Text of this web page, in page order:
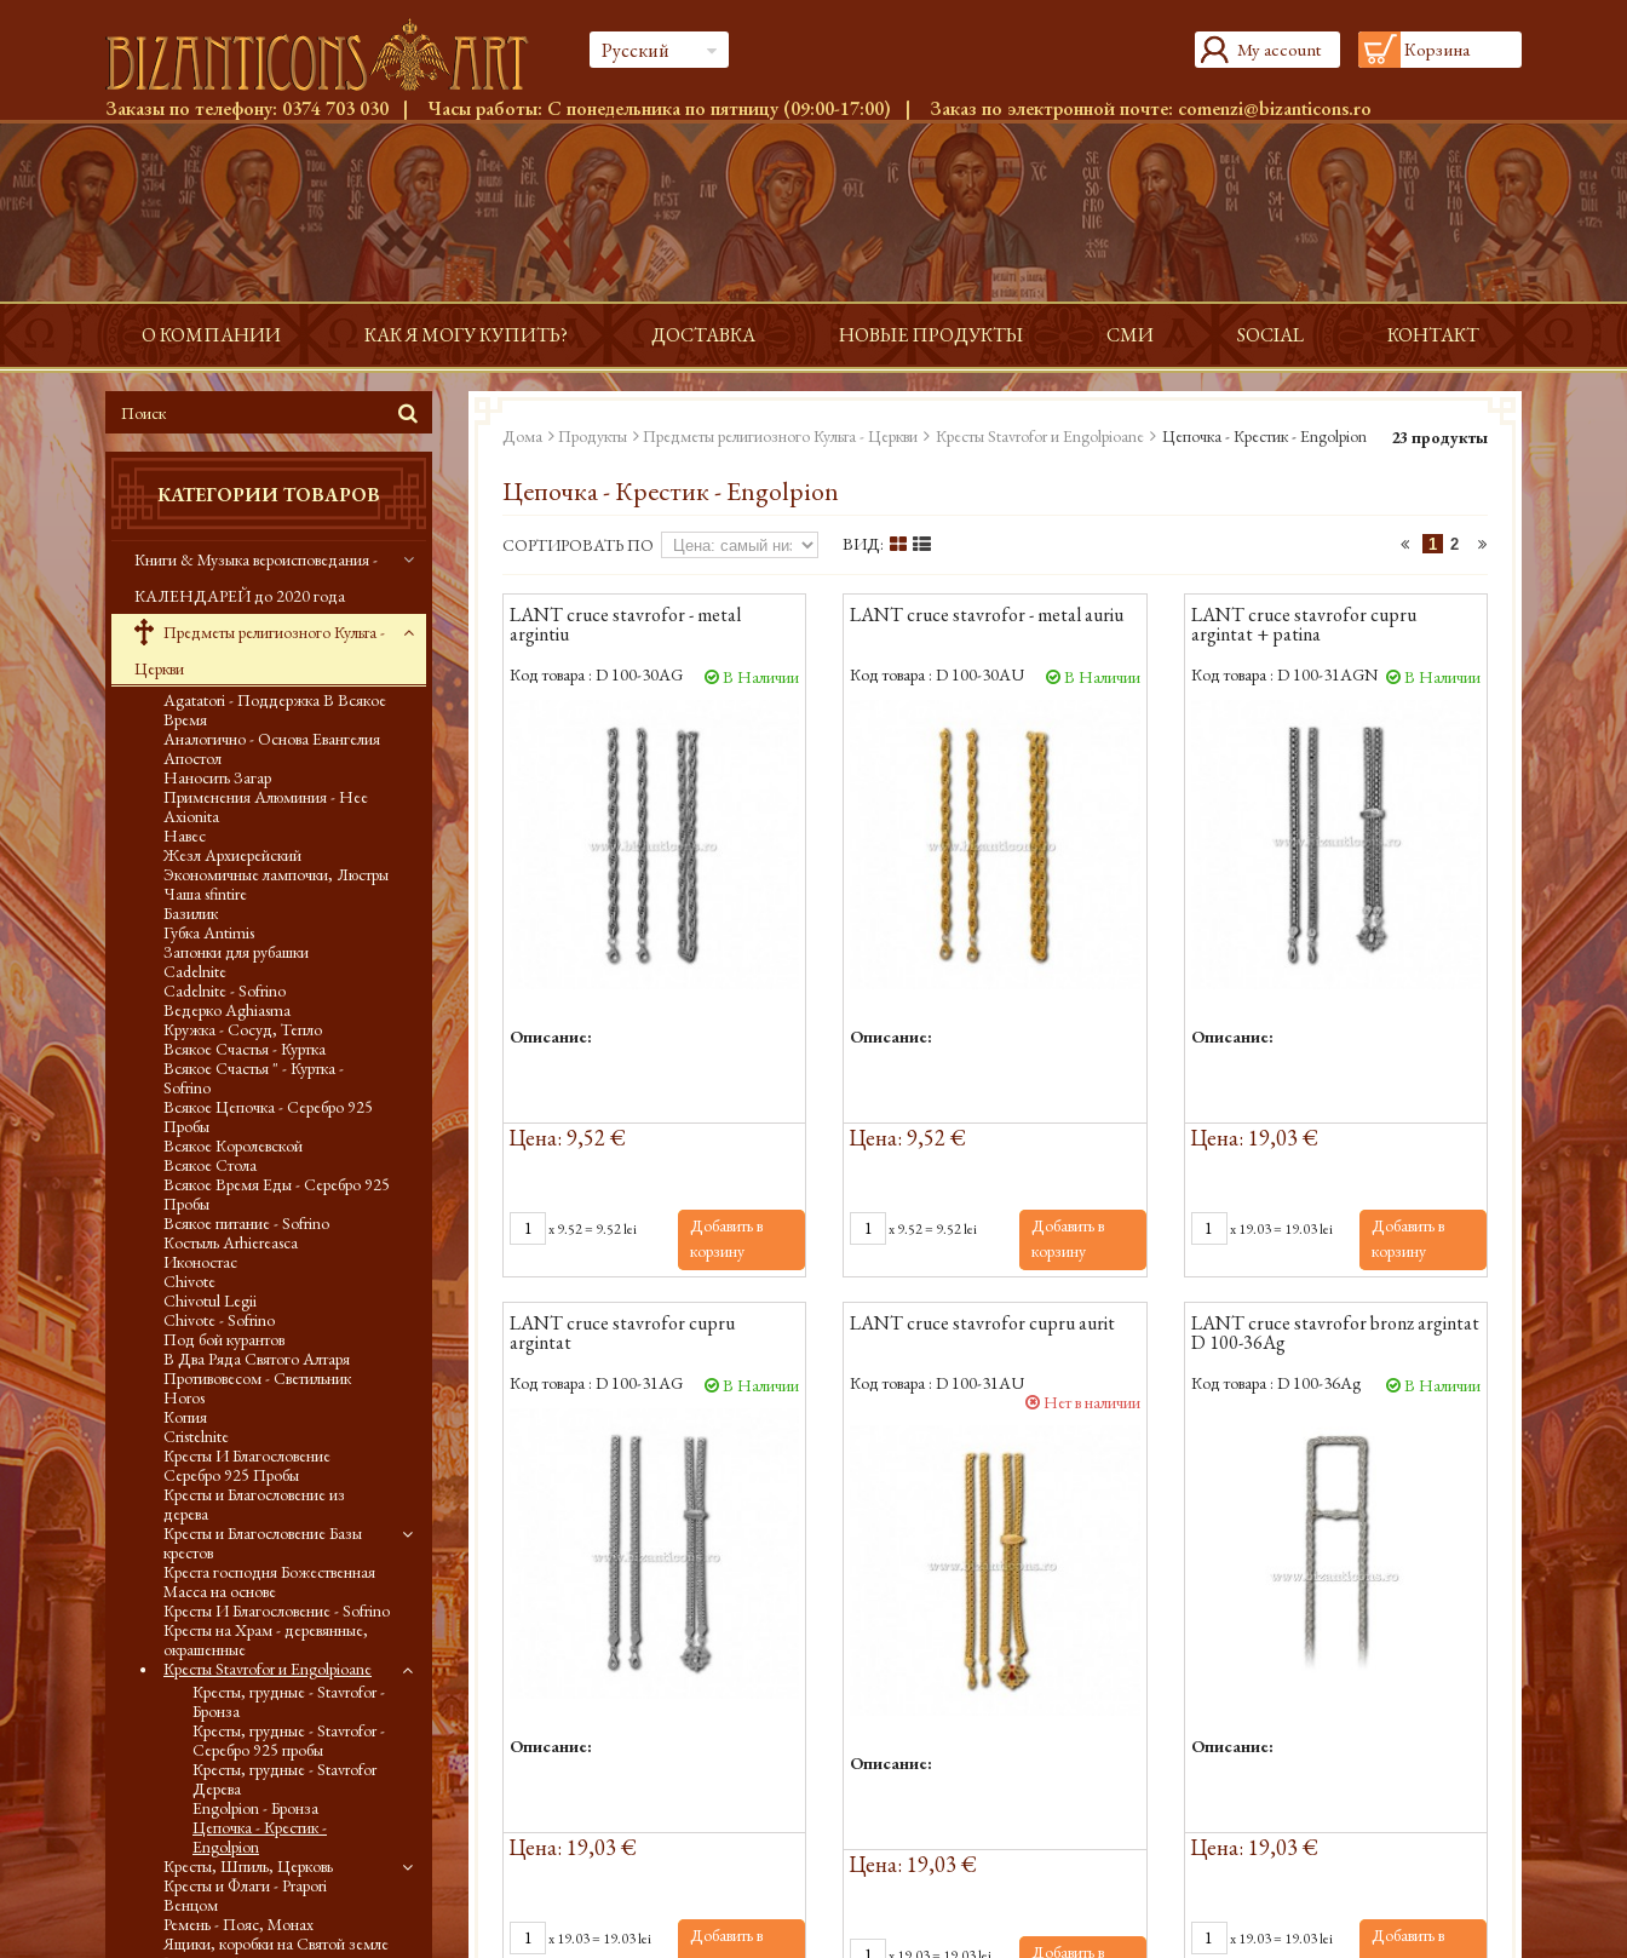
Русский My account Корзина
Заказы по телефону: 0374 703 030 | Часы работы: С понедельника по пятницу (09:00-17:00) | Заказ по электронной почте: comenzi@bizanticons.ro
О КОМПАНИИ КАК Я МОГУ КУПИТЬ? ДОСТАВКА НОВЫЕ ПРОДУКТЫ СМИ SOCIAL КОНТАКТ
КАТЕГОРИИ ТОВАРОВ
Книги & Музыка вероисповедания -
КАЛЕНДАРЕЙ до 2020 года
Предметы религиозного Культа -
Церкви
Agatatori - Поддержка В Всякое
Время
Аналогично - Основа Евангелия
Апостол
Наносить Загар
Применения Алюминия - Нее
Axionita
Навес
Жезл Архиерейский
Экономичные лампочки, Люстры
Чаша sfintire
Базилик
Губка Antimis
Запонки для рубашки
Cadelnite
Cadelnite - Sofrino
Ведерко Aghiasma
Кружка - Сосуд, Тепло
Всякое Счастья - Куртка
Всякое Счастья " - Куртка -
Sofrino
Всякое Цепочка - Серебро 925
Пробы
Всякое Королевской
Всякое Стола
Всякое Время Еды - Серебро 925
Пробы
Всякое питание - Sofrino
Костыль Arhiereasca
Иконостас
Chivote
Chivotul Legii
Chivote - Sofrino
Под бой курантов
В Два Ряда Святого Алтаря
Противовесом - Светильник
Horos
Копия
Cristelnite
Кресты И Благословение
Серебро 925 Пробы
Кресты и Благословение из
дерева
Кресты и Благословение Базы
крестов
Креста господня Божественная
Масса на основе
Кресты И Благословение - Sofrino
Кресты на Храм - деревянные,
окрашенные
Кресты Stavrofor и Engolpioane
Кресты, грудные - Stavrofor -
Бронза
Кресты, грудные - Stavrofor -
Серебро 925 пробы
Кресты, грудные - Stavrofor
Дерева
Engolpion - Бронза
Цепочка - Крестик -
Engolpion
Кресты, Шпиль, Церковь
Кресты и Флаги - Prapori
Венцом
Ремень - Пояс, Монах
Ящики, коробки на Святой земле
Дома Продукты Предметы религиозного Культа - Церкви Кресты Stavrofor и Engolpioane Цепочка - Крестик - Engolpion 23 продукты
Цепочка - Крестик - Engolpion
СОРТИРОВАТЬ ПО ВИД: 1 2
LANT cruce stavrofor - metal
argintiu
Код товара : D 100-30AG В Наличии
Описание:
Цена: 9,52 €
x9.52= 9.52 lei
Добавить в
корзину
LANT cruce stavrofor - metal auriu
Код товара : D 100-30AU В Наличии
Описание:
Цена: 9,52 €
x9.52= 9.52 lei
Добавить в
корзину
LANT cruce stavrofor cupru
argintat + patina
Код товара : D 100-31AGN В Наличии
Описание:
Цена: 19,03 €
x19.03= 19.03 lei
Добавить в
корзину
LANT cruce stavrofor cupru
argintat
Код товара : D 100-31AG В Наличии
Описание:
Цена: 19,03 €
x19.03= 19.03 lei
Добавить в
LANT cruce stavrofor cupru aurit
Код товара : D 100-31AU
Нет в наличии
Описание:
Цена: 19,03 €
Добавить в
LANT cruce stavrofor bronz argintat
D 100-36Ag
Код товара : D 100-36Ag В Наличии
Описание:
Цена: 19,03 €
x19.03= 19.03 lei
Добавить в